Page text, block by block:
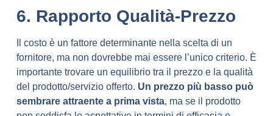
6. Rapporto Qualità-Prezzo
Il costo è un fattore determinante nella scelta di un
fornitore, ma non dovrebbe mai essere l’unico criterio. È
importante trovare un equilibrio tra il prezzo e la qualità
del prodotto/servizio offerto. Un prezzo più basso può
sembrare attraente a prima vista, ma se il prodotto